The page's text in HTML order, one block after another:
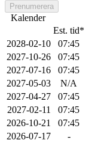
Prenumerera
Kalender
Est. tid*
2028-02-10
07:45
2027-10-26
07:45
2027-07-16
07:45
2027-05-03
N/A
2027-04-27
07:45
2027-02-11
07:45
2026-10-21
07:45
2026-07-17
-